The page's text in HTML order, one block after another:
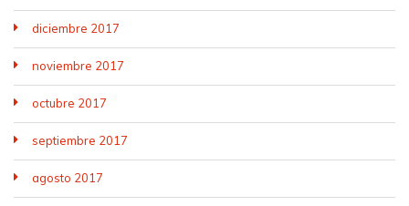
diciembre 2017
noviembre 2017
octubre 2017
septiembre 2017
agosto 2017